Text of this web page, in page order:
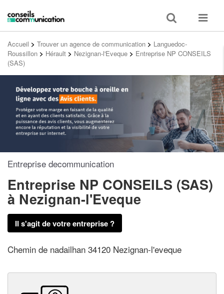
Toggle
search
Toggle
Accueil > Trouver un agence de communication > Languedoc-
Roussillon > Hérault > Nezignan-l'Eveque > Entreprise NP CONSEILS
(SAS)
Entreprise decommunication
Entreprise NP CONSEILS (SAS)
à Nezignan-l'Eveque
Il s'agit de votre entreprise ?
Chemin de nadailhan 34120 Nezignan-l'eveque